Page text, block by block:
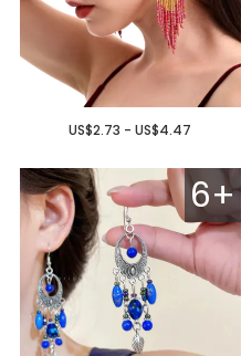
US$2.73 - US$4.47
6+